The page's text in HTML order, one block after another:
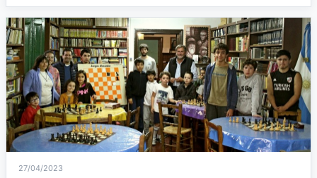
27/04/2023